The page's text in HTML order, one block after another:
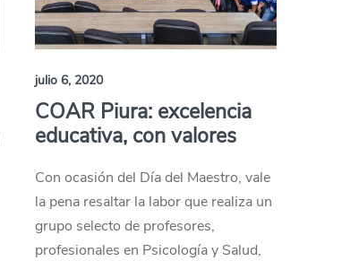
julio 6, 2020
COAR Piura: excelencia
educativa, con valores
Con ocasión del Día del Maestro, vale
la pena resaltar la labor que realiza un
grupo selecto de profesores,
profesionales en Psicología y Salud,